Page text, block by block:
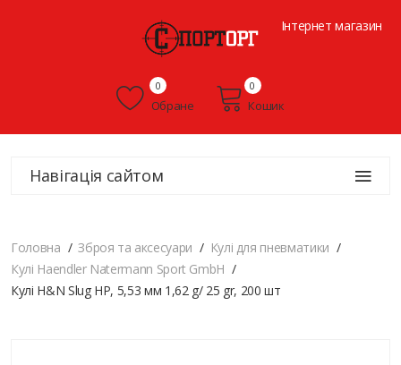
Інтернет магазин
Обране
0
Кошик
0
Навігація сайтом
Головна Зброя та аксесуари
Кулі для пневматики
Кулі Haendler Natermann Sport GmbH
Кулі H&N Slug HP, 5,53 мм 1,62 g/ 25 gr, 200 шт